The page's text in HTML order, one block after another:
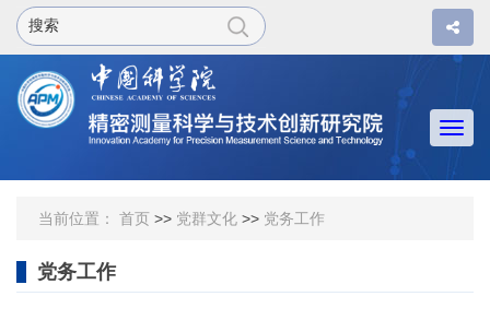
当前位置： 首页 >> 党群文化 >> 党务工作
党务工作